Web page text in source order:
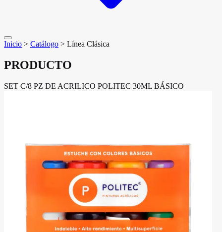
Inicio > Catálogo > Línea Clásica
PRODUCTO
SET C/8 PZ DE ACRILICO POLITEC 30ML BÁSICO